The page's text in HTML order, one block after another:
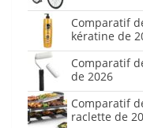
Comparatif
kératine de
Comparatif
de 2026
Comparatif
raclette de